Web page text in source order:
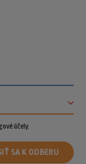
účely.
SA K ODBERU